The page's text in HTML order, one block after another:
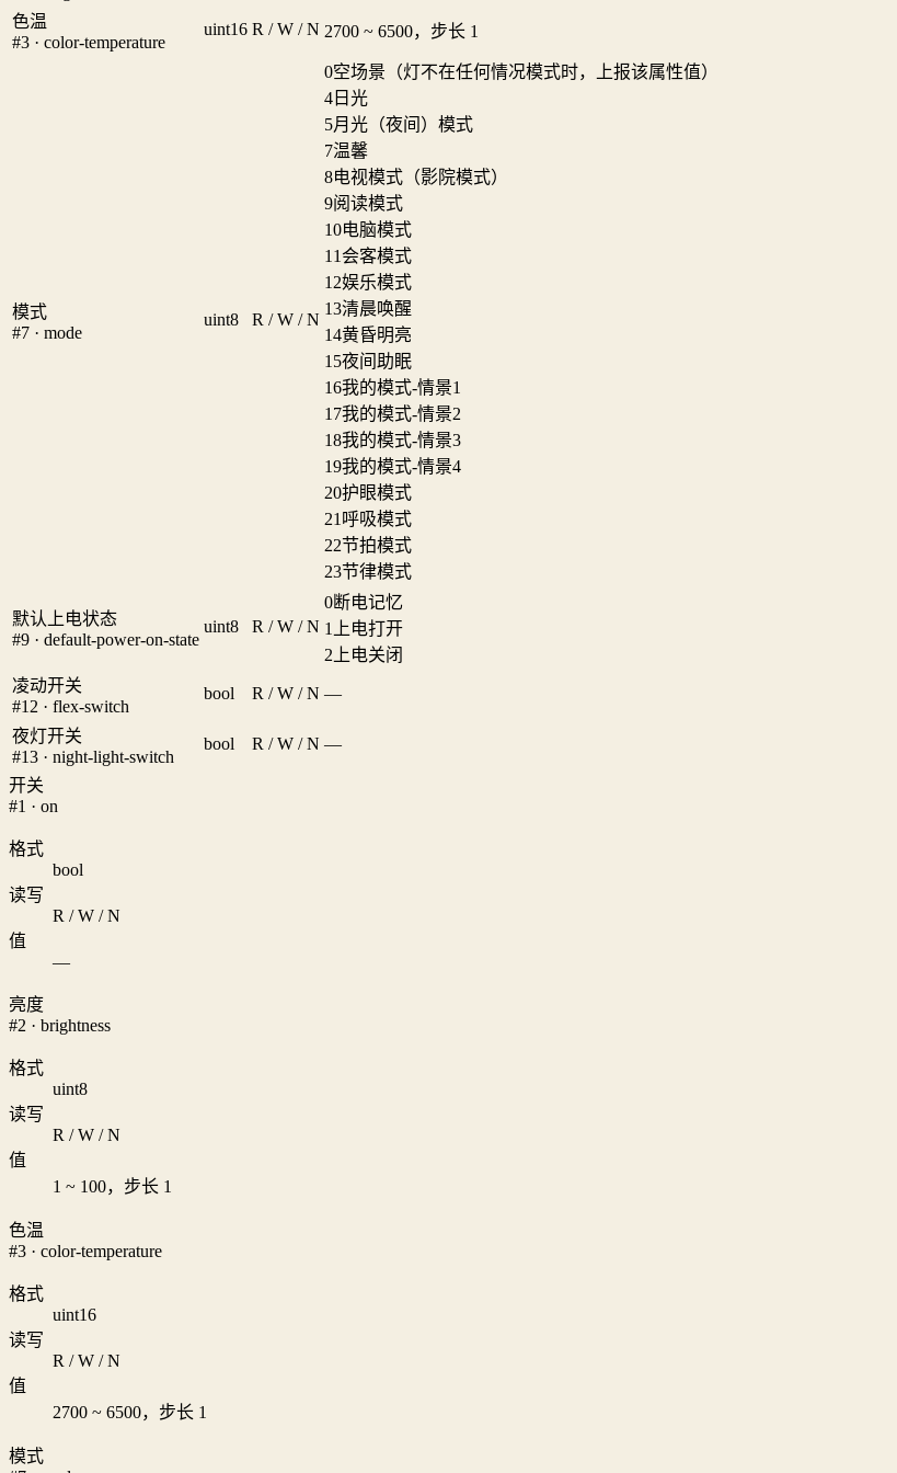
色温
#3 · color-temperature
uint16 R / W / N 2700 ~ 6500，步长 1
模式
#7 · mode
uint8 R / W / N
0空场景（灯不在任何情况模式时，上报该属性值）
4 日光
5月光（夜间）模式
7温馨
8电视模式（影院模式）
9阅读模式
10电脑模式
11 会客模式
12娱乐模式
13清晨唤醒
14黄昏明亮
15夜间助眠
16我的模式-情景1
17我的模式-情景2
18我的模式-情景3
19我的模式-情景4
20护眼模式
21 呼吸模式
22节拍模式
23节律模式
默认上电状态
#9 · default-power-on-state
uint8 R / W / N
0断电记忆
1
上电打开
2 上电关闭
凌动开关
#12 · flex-switch
bool R / W / N —
夜灯开关
#13 · night-light-switch
bool R / W / N —
开关
#1 · on
格式
bool
读写
R / W / N
值
—
亮度
#2 · brightness
格式
uint8
读写
R / W / N
值
1 ~ 100，步长 1
色温
#3 · color-temperature
格式
uint16
读写
R / W / N
值
2700 ~ 6500，步长 1
模式